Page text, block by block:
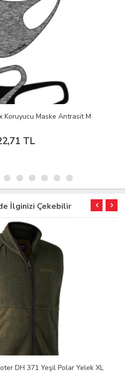
Koruyucu Maske Antrasit M
TL
İlginizi Çekebilir
DH 371 Yeşil Polar Yelek XL